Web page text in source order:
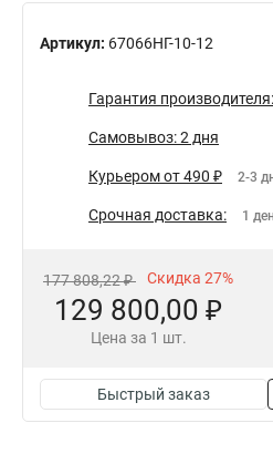
Артикул: 67066НГ-10-12
Гарантия
Самовывоз: 2 дня
Курьером от 490 ₽ 2-3
Срочная доставка: 1
177 808,22 ₽ Скидка 27%
129 800,00 ₽
Цена за 1 шт.
Быстрый заказ